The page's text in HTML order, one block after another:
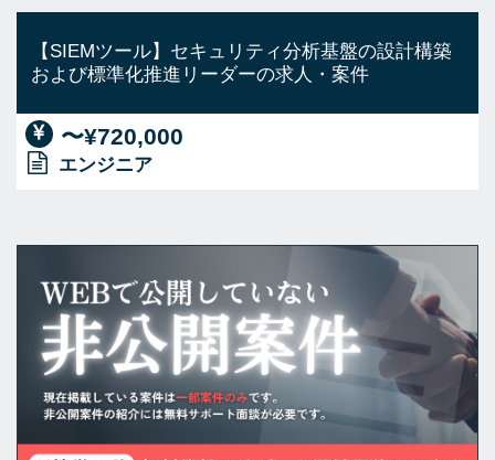
【SIEMツール】セキュリティ分析基盤の設計構築
および標準化推進リーダーの求人・案件
〜¥720,000
エンジニア